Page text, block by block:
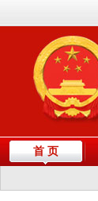
首 页